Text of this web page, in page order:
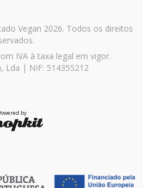
Vegan 2026. Todos os direitos
IVA à taxa legal em vigor.
Lda | NIF: 514355212
by